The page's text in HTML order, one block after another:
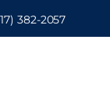
382-2057